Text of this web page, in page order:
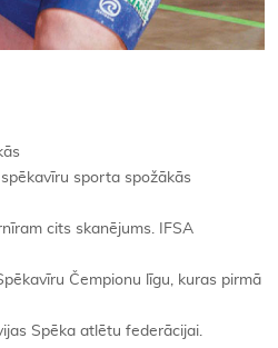
sporta spožākās
cits skanējums. IFSA
Čempionu līgu, kuras pirmā
Spēka atlētu federācijai.